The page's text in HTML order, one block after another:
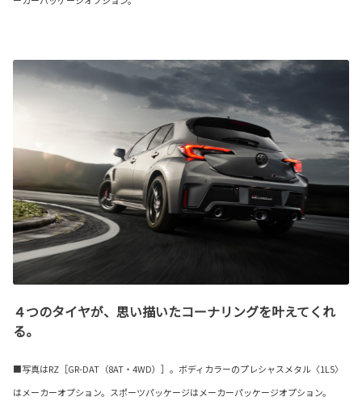
４つのタイヤが、思い描いたコーナリングを叶えてくれ
る。
■写真はRZ［GR-DAT（8AT・4WD）］。ボディカラーのプレシャスメタル〈1L5〉
はメーカーオプション。スポーツパッケージはメーカーパッケージオプション。